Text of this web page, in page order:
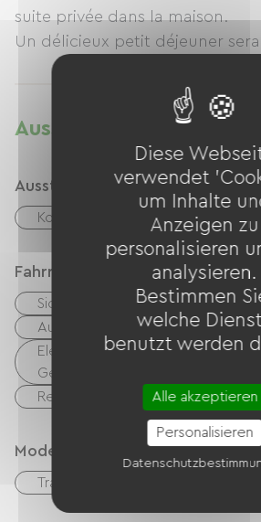
suite privée dans la maison.
Un délicieux petit déjeuner
sur le vignoble, une véritable
champêtre, alliant confort et
Ausstattung
Ausstattung
Kostenloses WLAN
Fahrradannahme
Sicherer Fahrradunterstand
Ausrüstung zur Fahrradreinigung
Elektrische Ladestation (für E-Bike-
Geräte usw.)
Reperaturset
Modes de paiement
Transfer
Diese
verwendet
um Inhalte
Anzeigen zu
personalisieren
analysieren.
Bestimmen
welche
benutzt werden
Alle akzeptieren
Personalisieren